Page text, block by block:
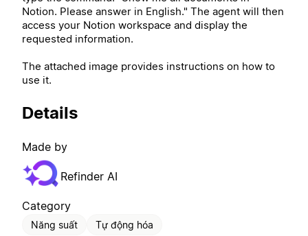
Notion. Please answer in English." The agent will then
access your Notion workspace and display the
requested information.
The attached image provides instructions on how to
use it.
Details
Made by
Refinder AI
Category
Năng suất Tự động hóa